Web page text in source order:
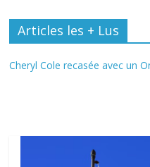
Articles les + Lus
Cheryl Cole recasée avec un